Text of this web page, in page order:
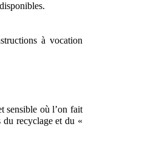
à vocation
sensible où l’on fait
du recyclage et du «